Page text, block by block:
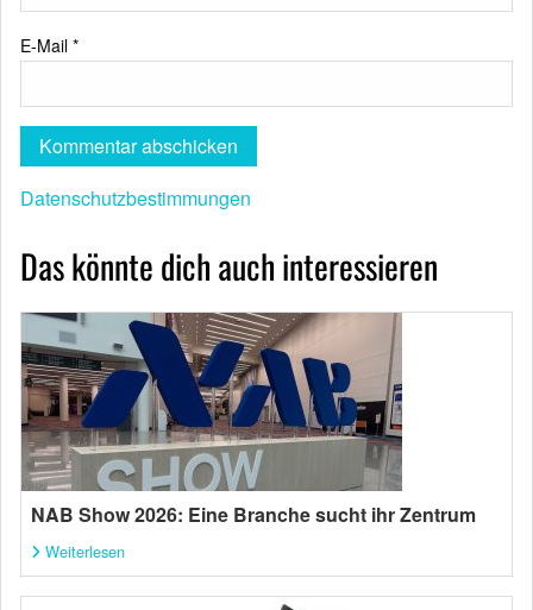
E-Mail *
Datenschutzbestimmungen
Das könnte dich auch interessieren
NAB Show 2026: Eine Branche sucht ihr Zentrum
Weiterlesen